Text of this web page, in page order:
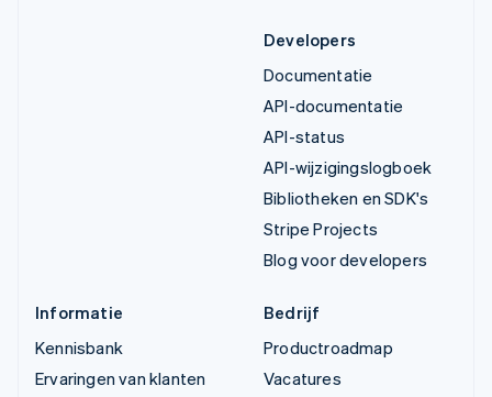
Developers
Documentatie
API-documentatie
API-status
API-wijzigingslogboek
Bibliotheken en SDK's
Stripe Projects
Blog voor developers
Informatie
Kennisbank
Ervaringen van klanten
Bedrijf
Productroadmap
Vacatures